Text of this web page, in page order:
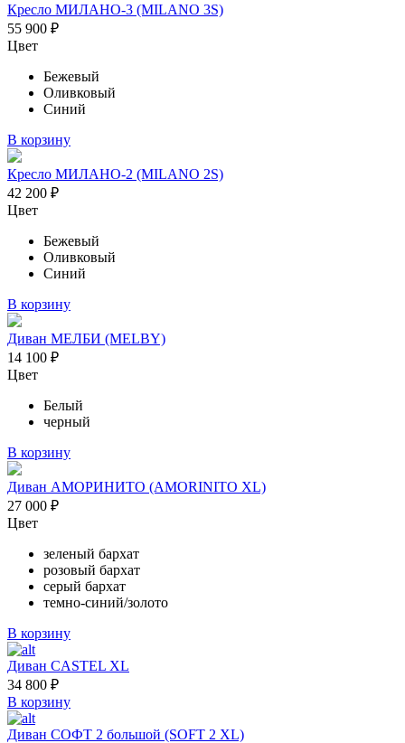
Кресло МИЛАНО-3 (MILANO 3S)
55 900 ₽
Цвет
Бежевый
Оливковый
Синий
В корзину
Кресло МИЛАНО-2 (MILANO 2S)
42 200 ₽
Цвет
Бежевый
Оливковый
Синий
В корзину
Диван МЕЛБИ (MELBY)
14 100 ₽
Цвет
Белый
черный
В корзину
Диван АМОРИНИТО (AMORINITO XL)
27 000 ₽
Цвет
зеленый бархат
розовый бархат
серый бархат
темно-синий/золото
В корзину
Диван CASTEL XL
34 800 ₽
В корзину
Диван СОФТ 2 большой (SOFT 2 XL)